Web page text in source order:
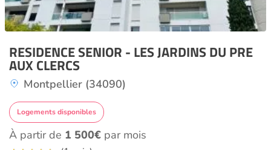
RESIDENCE SENIOR - LES JARDINS DU PRE
AUX CLERCS
Montpellier (34090)
Logements disponibles
À partir de 1 500€ par mois